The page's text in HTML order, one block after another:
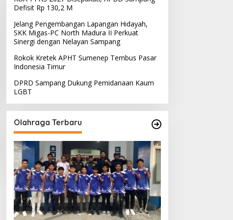
Defisit Rp 130,2 M
Jelang Pengembangan Lapangan Hidayah,
SKK Migas-PC North Madura II Perkuat
Sinergi dengan Nelayan Sampang
Rokok Kretek APHT Sumenep Tembus Pasar
Indonesia Timur
DPRD Sampang Dukung Pemidanaan Kaum
LGBT
Olahraga Terbaru